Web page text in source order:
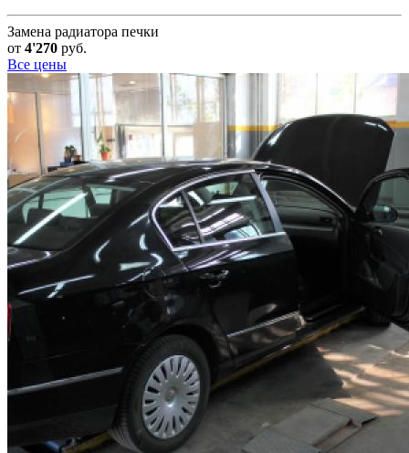
Замена радиатора печки
от 4'270 руб.
Все цены